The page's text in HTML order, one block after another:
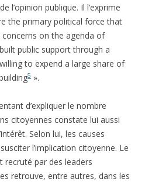
l’opinion publique. Il l’exprime
the primary political force that
on the agenda of
public support through a
to expend a large share of
5 ».
d’expliquer le nombre
citoyennes constate lui aussi
Selon lui, les causes
l’implication citoyenne. Le
par des leaders
retrouve, entre autres, dans les